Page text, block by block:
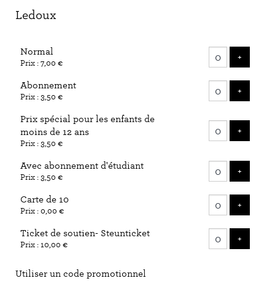
Ledoux
Normal
Prix : 7,00 €
+
Abonnement
Prix : 3,50 €
+
Prix spécial pour les enfants de
moins de 12 ans
Prix : 3,50 €
+
Avec abonnement d'étudiant
Prix : 3,50 €
+
Carte de 10
Prix : 0,00 €
+
Ticket de soutien- Steunticket
Prix : 10,00 €
+
Utiliser un code promotionnel